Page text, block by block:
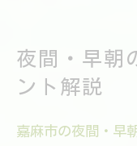
夜間・早朝
ント解説
嘉麻市の夜間・早